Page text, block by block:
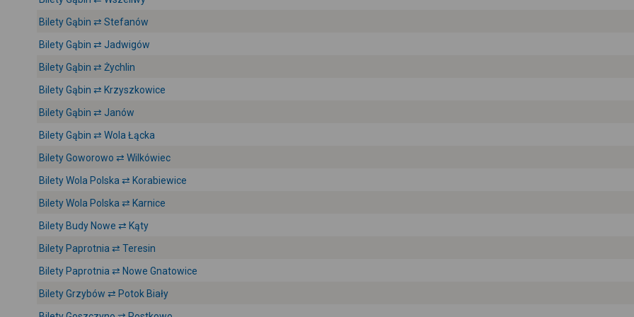
Bilety Gąbin ⇄ Stefanów
Bilety Gąbin ⇄ Jadwigów
Bilety Gąbin ⇄ Żychlin
Bilety Gąbin ⇄ Krzyszkowice
Bilety Gąbin ⇄ Janów
Bilety Gąbin ⇄ Wola Łącka
Bilety Goworowo ⇄ Wilkówiec
Bilety Wola Polska ⇄ Korabiewice
Bilety Wola Polska ⇄ Karnice
Bilety Budy Nowe ⇄ Kąty
Bilety Paprotnia ⇄ Teresin
Bilety Paprotnia ⇄ Nowe Gnatowice
Bilety Grzybów ⇄ Potok Biały